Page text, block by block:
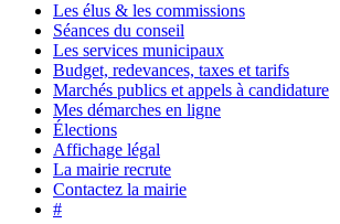
Les élus & les commissions
Séances du conseil
Les services municipaux
Budget, redevances, taxes et tarifs
Marchés publics et appels à candidature
Mes démarches en ligne
Élections
Affichage légal
La mairie recrute
Contactez la mairie
#